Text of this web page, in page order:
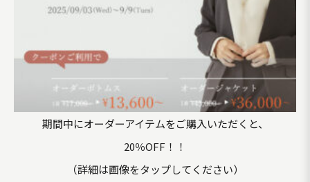
期間中にオーダーアイテムをご購入いただくと、
20％OFF！！
（詳細は画像をタップしてください）